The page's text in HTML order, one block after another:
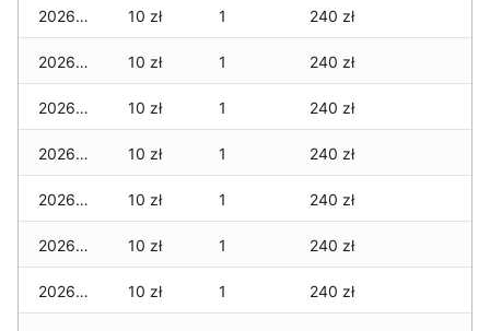
2026-05-17 10 zł 1 240 zł
2026-05-16 10 zł 1 240 zł
2026-05-15 10 zł 1 240 zł
2026-05-14 10 zł 1 240 zł
2026-05-13 10 zł 1 240 zł
2026-05-12 10 zł 1 240 zł
2026-05-09 10 zł 1 240 zł